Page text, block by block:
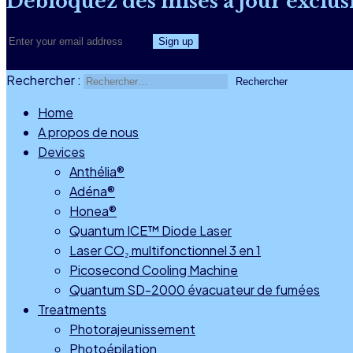
Rechercher :
Home
A propos de nous
Devices
Anthélia®
Adéna®
Honea®
Quantum ICE™ Diode Laser
Laser CO₂ multifonctionnel 3 en 1
Picosecond Cooling Machine
Quantum SD-2000 évacuateur de fumées
Treatments
Photorajeunissement
Photoépilation